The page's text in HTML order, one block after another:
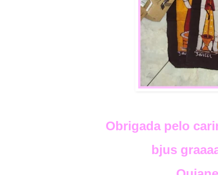
Obrigada pelo
bjus